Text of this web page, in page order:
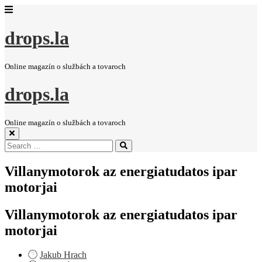
drops.la
Online magazín o službách a tovaroch
drops.la
Online magazín o službách a tovaroch
Search
for:
Search
Villanymotorok az energiatudatos ipar
motorjai
Villanymotorok az energiatudatos ipar
motorjai
Jakub Hrach